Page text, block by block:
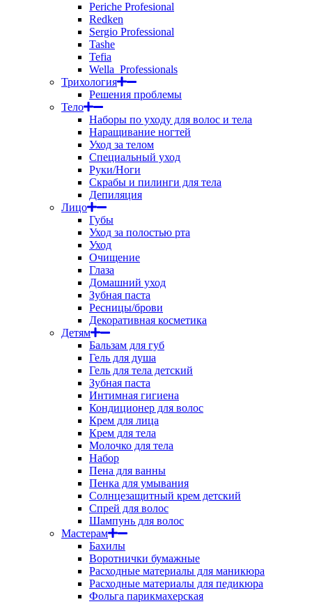
Periche Profesional
Redken
Sergio Professional
Tashe
Tefia
Wella_Professionals
Трихология
Решения проблемы
Тело
Наборы по уходу для волос и тела
Наращивание ногтей
Уход за телом
Специальный уход
Руки/Ноги
Скрабы и пилинги для тела
Депиляция
Лицо
Губы
Уход за полостью рта
Уход
Очищение
Глаза
Домашний уход
Зубная паста
Ресницы/брови
Декоративная косметика
Детям
Бальзам для губ
Гель для душа
Гель для тела детский
Зубная паста
Интимная гигиена
Кондиционер для волос
Крем для лица
Крем для тела
Молочко для тела
Набор
Пена для ванны
Пенка для умывания
Солнцезащитный крем детский
Спрей для волос
Шампунь для волос
Мастерам
Бахилы
Воротнички бумажные
Расходные материалы для маникюра
Расходные материалы для педикюра
Фольга парикмахерская